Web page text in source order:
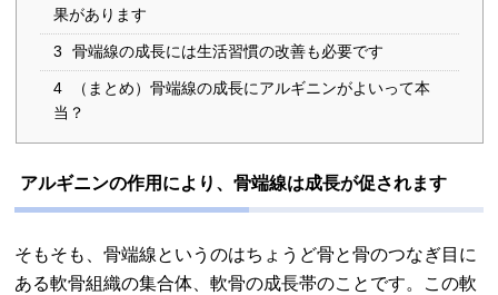
果があります
3 骨端線の成長には生活習慣の改善も必要です
4
（まとめ）骨端線の成長にアルギニンがよいって本
当？
アルギニンの作用により、骨端線は成長が促されます
そもそも、骨端線というのはちょうど骨と骨のつなぎ目に
ある軟骨組織の集合体、軟骨の成長帯のことです。この軟